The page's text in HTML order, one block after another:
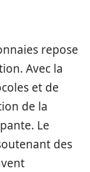
repose
Avec la
et de
de la
Le
des